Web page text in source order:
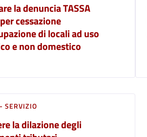
la denuncia TASSA
cessazione
di locali ad uso
e non domestico
SERVIZIO
la dilazione degli